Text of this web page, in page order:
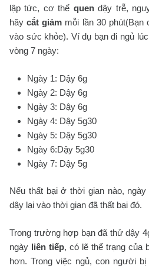
lập tức, cơ thể quendậy trễ,
hãycắt giảm mỗi lần 30 phút(Bạn
vào sức khỏe). Ví dụ bạn đi ngủ
vòng 7 ngày:
Ngày 1: Dậy 6g
Ngày 2: Dậy 6g
Ngày 3: Dậy 6g
Ngày 4: Dậy 5g30
Ngày 5: Dậy 5g30
Ngày 6:Dậy 5g30
Ngày 7: Dậy 5g
Nếu thất bại ở thời gian nào,
dậy lại vào thời gian đã thất bại đó.
Trong trường hợp bạn đã thử dậy
ngày liên tiếp, có lẽ thể trạng của
hơn. Trong việc ngủ, con người bị